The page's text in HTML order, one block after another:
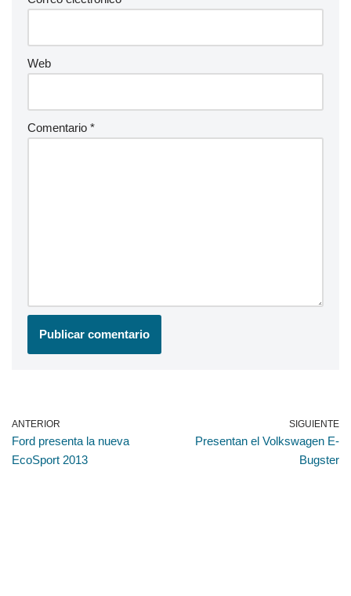
Web
Comentario *
ANTERIOR
Ford presenta la nueva
EcoSport 2013
SIGUIENTE
Presentan el Volkswagen E-
Bugster